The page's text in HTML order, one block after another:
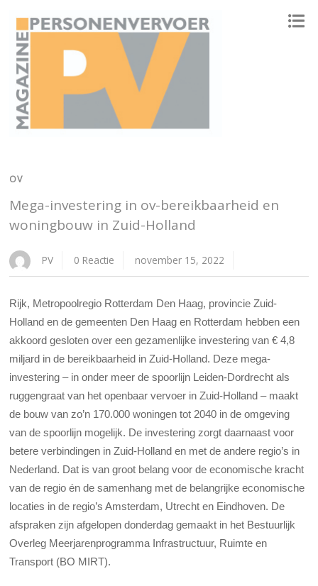
OV
Mega-investering in ov-bereikbaarheid en
woningbouw in Zuid-Holland
PV 0 Reactie november 15, 2022
Rijk, Metropoolregio Rotterdam Den Haag, provincie Zuid-
Holland en de gemeenten Den Haag en Rotterdam hebben een
akkoord gesloten over een gezamenlijke investering van € 4,8
miljard in de bereikbaarheid in Zuid-Holland. Deze mega-
investering – in onder meer de spoorlijn Leiden-Dordrecht als
ruggengraat van het openbaar vervoer in Zuid-Holland – maakt
de bouw van zo’n 170.000 woningen tot 2040 in de omgeving
van de spoorlijn mogelijk. De investering zorgt daarnaast voor
betere verbindingen in Zuid-Holland en met de andere regio’s in
Nederland. Dat is van groot belang voor de economische kracht
van de regio én de samenhang met de belangrijke economische
locaties in de regio’s Amsterdam, Utrecht en Eindhoven. De
afspraken zijn afgelopen donderdag gemaakt in het Bestuurlijk
Overleg Meerjarenprogramma Infrastructuur, Ruimte en
Transport (BO MIRT).